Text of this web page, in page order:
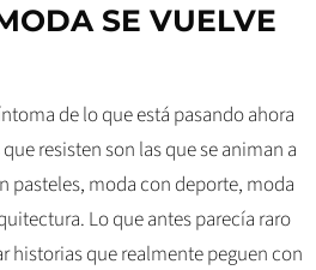
SE VUELVE
de lo que está pasando ahora
resisten son las que se animan a
pasteles, moda con deporte, moda
Lo que antes parecía raro
historias que realmente peguen con